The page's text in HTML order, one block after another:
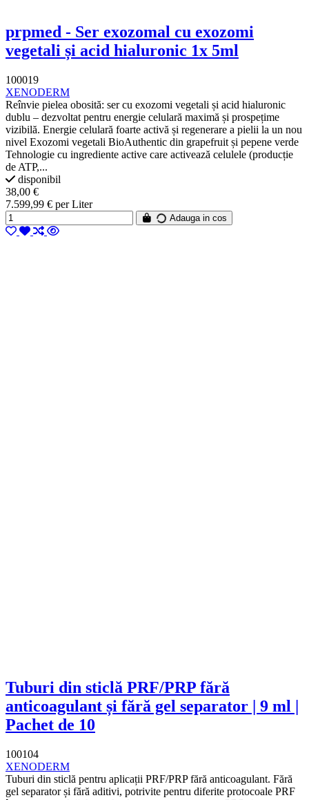
prpmed - Ser exozomal cu exozomi
vegetali și acid hialuronic 1x 5ml
100019
XENODERM
Reînvie pielea obosită: ser cu exozomi vegetali și acid hialuronic
dublu – dezvoltat pentru energie celulară maximă și prospețime
vizibilă. Energie celulară foarte activă și regenerare a pielii la un nou
nivel Exozomi vegetali BioAuthentic din grapefruit și pepene verde
Tehnologie cu ingrediente active care activează celulele (producție
de ATP,...
disponibil
38,00 €
7.599,99 € per Liter
Adauga in cos
Tuburi din sticlă PRF/PRP fără
anticoagulant și fără gel separator | 9 ml |
Pachet de 10
100104
XENODERM
Tuburi din sticlă pentru aplicații PRF/PRP fără anticoagulant. Fără
gel separator și fără aditivi, potrivite pentru diferite protocoale PRF